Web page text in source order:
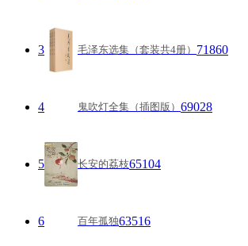
3 毛泽东选集（套装共4册） 71860
4 鬼吹灯全集（插图版） 69028
5 长安的荔枝65104
6 百年孤独63516